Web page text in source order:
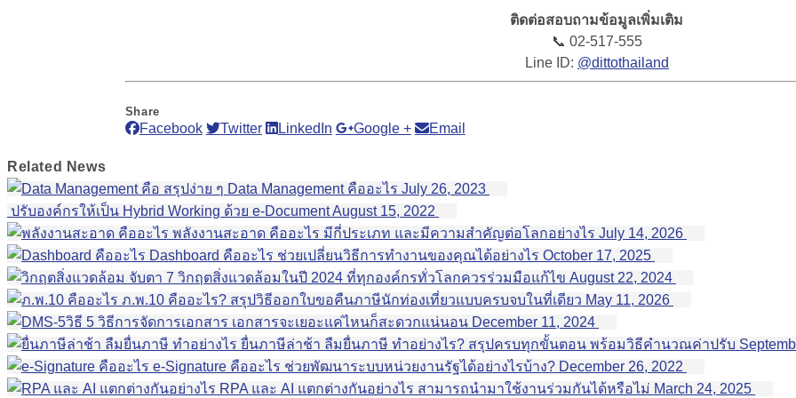
ติดต่อสอบถามข้อมูลเพิ่มเติม
📞 02-517-555
Line ID: @dittothailand
Share
Facebook Twitter LinkedIn Google + Email
Related
News
สรุปง่าย ๆ Data Management คืออะไร July 26, 2023
ปรับองค์กรให้เป็น Hybrid Working ด้วย e-DocumentAugust 15, 2022
พลังงานสะอาด คืออะไร มีกี่ประเภท และมีความสำคัญต่อโลกอย่างไร July 14, 2026
Dashboard คืออะไร ช่วยเปลี่ยนวิธีการทำงานของคุณได้อย่างไร October 17, 2025
จับตา 7 วิกฤตสิ่งแวดล้อมในปี 2024 ที่ทุกองค์กรทั่วโลกควรร่วมมือแก้ไข August 22, 2024
ภ.พ.10 คืออะไร? สรุปวิธีออกใบขอคืนภาษีนักท่องเที่ยวแบบครบจบในที่เดียว May 11, 2026
5 วิธีการจัดการเอกสาร เอกสารจะเยอะแค่ไหนก็สะดวกแน่นอน December 11, 2024
ยื่นภาษีล่าช้า ลืมยื่นภาษี ทำอย่างไร? สรุปครบทุกขั้นตอน พร้อมวิธีคำนวณค่าปรับ
e-Signature คืออะไร ช่วยพัฒนาระบบหน่วยงานรัฐได้อย่างไรบ้าง? December 26, 2022
RPA และ AI แตกต่างกันอย่างไร สามารถนำมาใช้งานร่วมกันได้หรือไม่ March 24, 2025